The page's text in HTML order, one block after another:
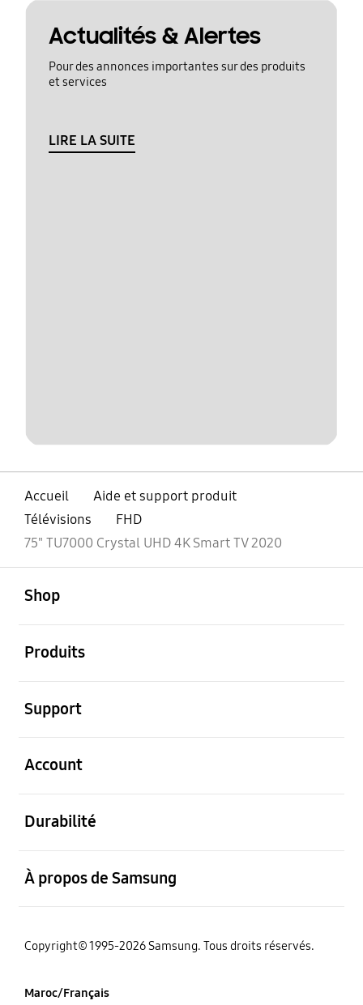
Actualités & Alertes
Pour des annonces importantes sur des produits
et services
LIRE LA SUITE
Accueil
Aide et support produit
Télévisions
FHD
75" TU7000 Crystal UHD 4K Smart TV 2020
Shop
Produits
Support
Account
Durabilité
À propos de Samsung
Copyright© 1995-2026 Samsung. Tous droits réservés.
Maroc/Français